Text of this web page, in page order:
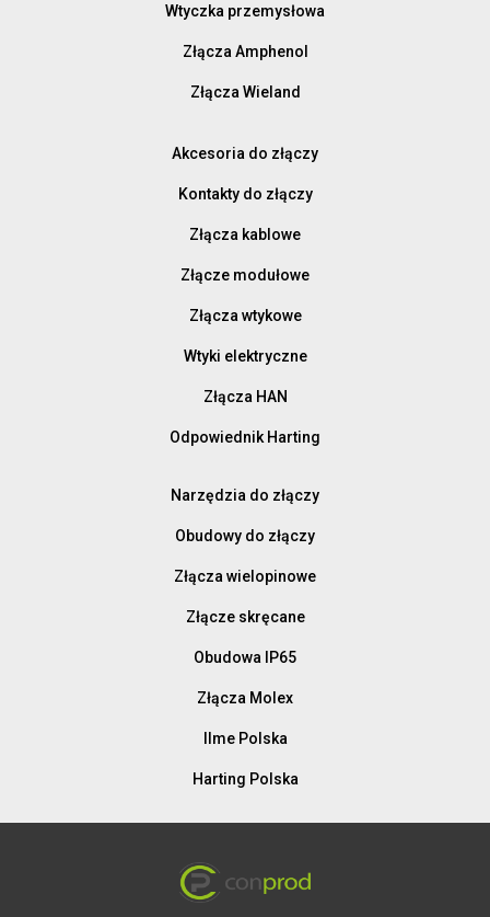
Wtyczka przemysłowa
Złącza Amphenol
Złącza Wieland
Akcesoria do złączy
Kontakty do złączy
Złącza kablowe
Złącze modułowe
Złącza wtykowe
Wtyki elektryczne
Złącza HAN
Odpowiednik Harting
Narzędzia do złączy
Obudowy do złączy
Złącza wielopinowe
Złącze skręcane
Obudowa IP65
Złącza Molex
Ilme Polska
Harting Polska